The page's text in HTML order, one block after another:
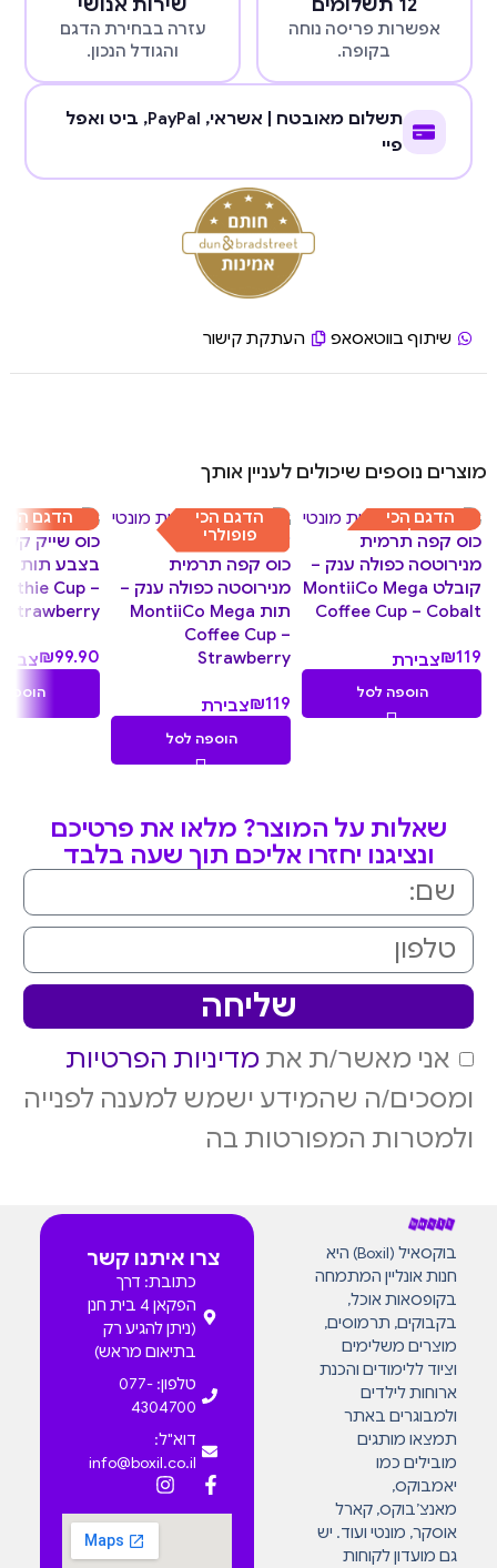
12 תשלומים
אפשרות פריסה נוחה
בקופה.
שירות אנושי
עזרה בבחירת הדגם
והגודל הנכון.
תשלום מאובטח | אשראי, PayPal, ביט ואפל
פיי
שיתוף בווטאסאפ העתקת קישור
מוצרים נוספים שיכולים לעניין אותך
הדגם הכי
פופולרי
כוס קפה תרמית
מנירוטסה כפולה ענק –
קובלט MontiiCo Mega
Coffee Cup – Cobalt
₪119
צבירת
הוספה לסל
הדגם הכי
פופולרי
כוס קפה תרמית
מנירוסטה כפולה ענק –
תות MontiiCo Mega
Coffee Cup –
Strawberry
₪119
צבירת
הוספה לסל
הדגם הכי
פופולרי
כוס שייק
Cup –
Strawberry
₪99.90
הוספה
שאלות על המוצר? מלאו את פרטיכם
ונציגנו יחזרו אליכם תוך שעה בלבד
אני מאשר/ת את מדיניות הפרטיות
ומסכים/ה שהמידע ישמש למענה לפנייה
ולמטרות המפורטות בה
שליחה
בוקסאיל (Boxil) היא
חנות אונליין המתמחה
בקופסאות אוכל,
בקבוקים, תרמוסים,
מוצרים משלימים
וציוד ללימודים והכנת
ארוחות לילדים
ולמבוגרים באתר
תמצאו מותגים
מובילים כמו
יאמבוקס,
מאנצ’בוקס, קארל
אוסקר, מונטי ועוד. יש
גם מועדון לקוחות
צרו איתנו קשר
כתובת: דרך
הפקאן 4 בית חנן
(ניתן להגיע רק
בתיאום מראש)
טלפון: 077-
4304700
דוא"ל:
info@boxil.co.il